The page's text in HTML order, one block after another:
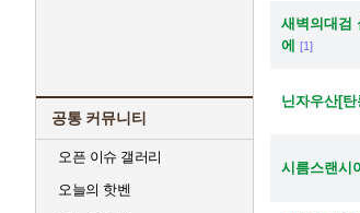
공통 커뮤니티
오픈 이슈 갤러리
오늘의 핫벤
새벽의대검
에
[1]
닌자우산[탄
시름스랜시